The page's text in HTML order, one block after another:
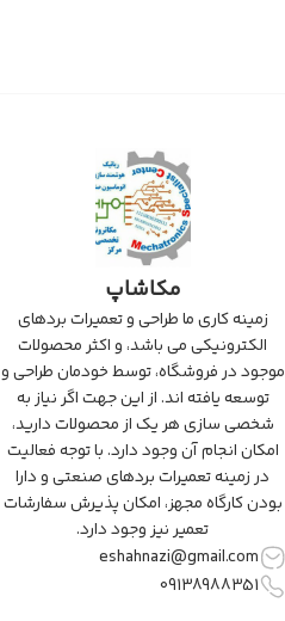
مکاشاپ
زمینه کاری ما طراحی و تعمیرات بردهای
الکترونیکی می باشد، و اکثر محصولات
موجود در فروشگاه، توسط خودمان طراحی و
توسعه یافته اند. از این جهت اگر نیاز به
شخصی سازی هر یک از محصولات دارید،
امکان انجام آن وجود دارد. با توجه فعالیت
در زمینه تعمیرات بردهای صنعتی و دارا
بودن کارگاه مجهز، امکان پذیرش سفارشات
تعمیر نیز وجود دارد.
eshahnazi@gmail.com
09138988351